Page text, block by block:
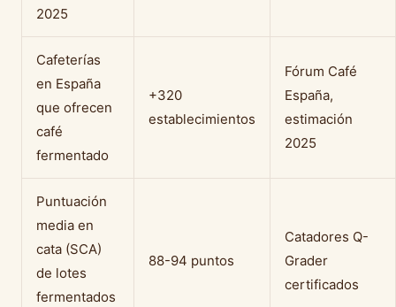
2025
Cafeterías
en España
que ofrecen
café
fermentado
+320
establecimientos
Fórum Café
España,
estimación
2025
Puntuación
media en
cata (SCA)
de lotes
fermentados
88-94 puntos
Catadores Q-
Grader
certificados